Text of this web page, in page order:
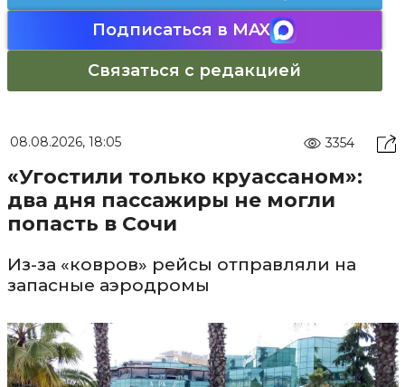
Подписаться в MAX
Связаться с редакцией
08.08.2026, 18:05 3354
«Угостили только круассаном»:
два дня пассажиры не могли
попасть в Сочи
Из-за «ковров» рейсы отправляли на
запасные аэродромы